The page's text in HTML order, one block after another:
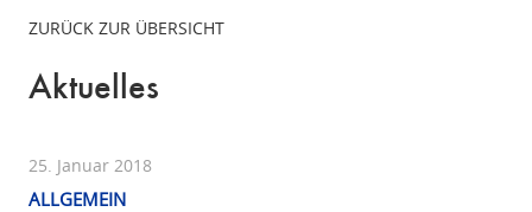
ZURÜCK ZUR ÜBERSICHT
Aktuelles
25. Januar 2018
ALLGEMEIN